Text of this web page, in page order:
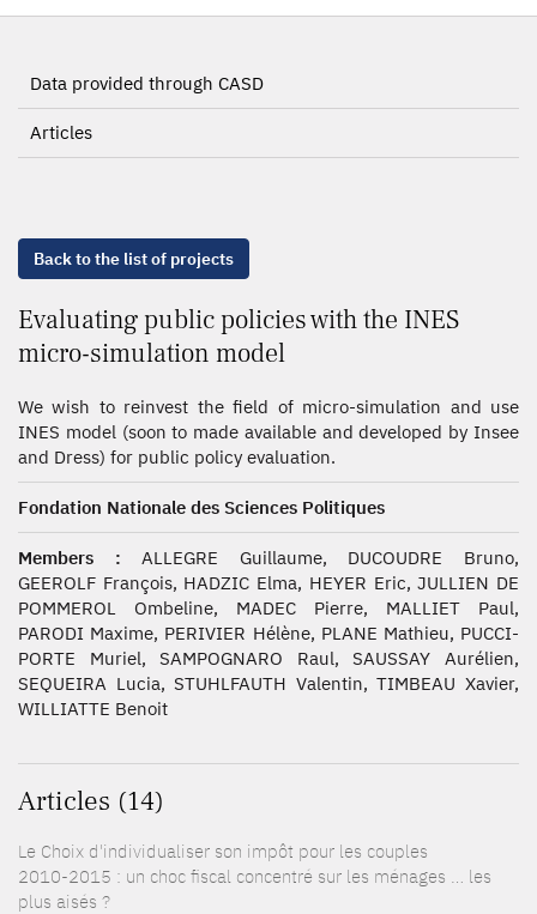
Data provided through CASD
Articles
Back to the list of projects
Evaluating public policies with the INES
micro-simulation model
We wish to reinvest the field of micro-simulation and use
INES model (soon to made available and developed by Insee
and Dress) for public policy evaluation.
Fondation Nationale des Sciences Politiques
Members : ALLEGRE Guillaume, DUCOUDRE Bruno,
GEEROLF François, HADZIC Elma, HEYER Eric, JULLIEN DE
POMMEROL Ombeline, MADEC Pierre, MALLIET Paul,
PARODI Maxime, PERIVIER Hélène, PLANE Mathieu, PUCCI-
PORTE Muriel, SAMPOGNARO Raul, SAUSSAY Aurélien,
SEQUEIRA Lucia, STUHLFAUTH Valentin, TIMBEAU Xavier,
WILLIATTE Benoit
Articles (14)
Le Choix d'individualiser son impôt pour les couples
2010-2015 : un choc fiscal concentré sur les ménages … les
plus aisés ?